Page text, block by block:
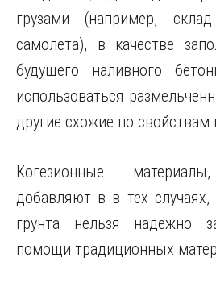
грузами (например,
самолета), в качестве
будущего наливного
использоваться
другие схожие по свойствам
Когезионные
добавляют в в тех случаях,
грунта нельзя надежно
помощи традиционных